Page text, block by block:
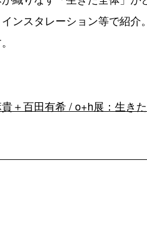
ンスタレーション等で紹介
＋百田有希 / o+h展：⽣き